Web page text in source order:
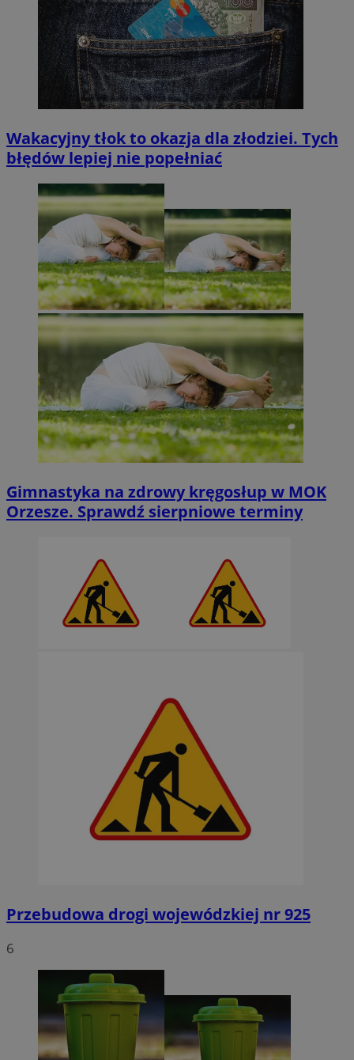
Wakacyjny tłok to okazja dla złodziei. Tych
błędów lepiej nie popełniać
Gimnastyka na zdrowy kręgosłup w MOK
Orzesze. Sprawdź sierpniowe terminy
Przebudowa drogi wojewódzkiej nr 925
6